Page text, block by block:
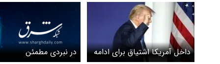
داخل آمریکا اشتیاق برای ادامه
در نبردی مطمئن